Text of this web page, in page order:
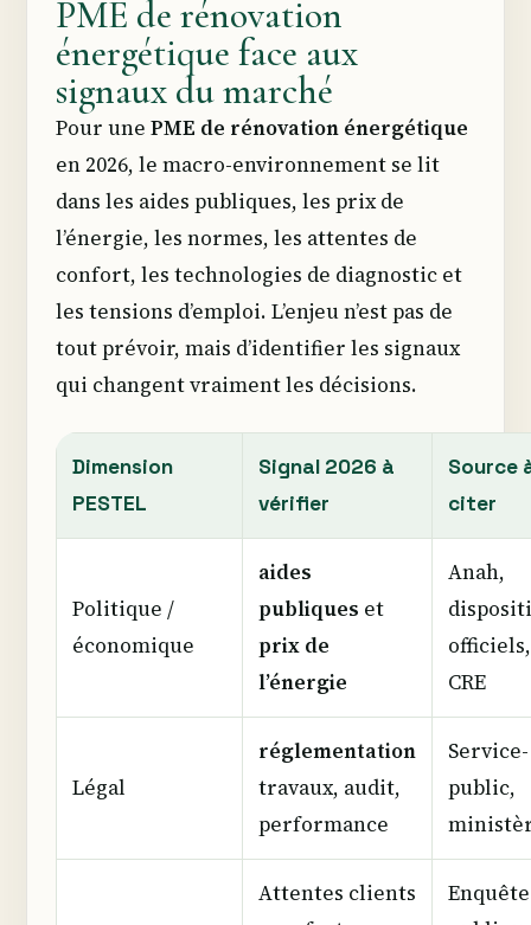
PME de rénovation
énergétique face aux
signaux du marché
Pour une PME de rénovation énergétique
en 2026, le macro-environnement se lit
dans les aides publiques, les prix de
l’énergie, les normes, les attentes de
confort, les technologies de diagnostic et
les tensions d’emploi. L’enjeu n’est pas de
tout prévoir, mais d’identifier les signaux
qui changent vraiment les décisions.
Dimension
PESTEL
Signal 2026 à
vérifier
Source
citer
Politique /
économique
aides
publiques et
prix de
l’énergie
Anah,
officiels,
CRE
Légal
réglementation
travaux, audit,
performance
Service-
public,
Attentes clients